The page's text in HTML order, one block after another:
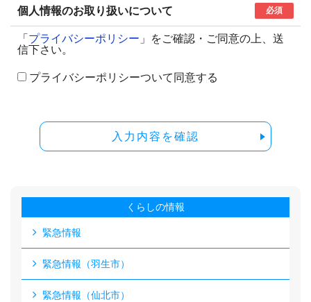
個人情報のお取り扱いについて 必須
「 プライバシーポリシー 」をご確認・ご同意の上、送
信下さい。
プライバシーポリシーついて同意する
入力内容を確認
くらしの情報
緊急情報
緊急情報（羽生市）
緊急情報（仙北市）